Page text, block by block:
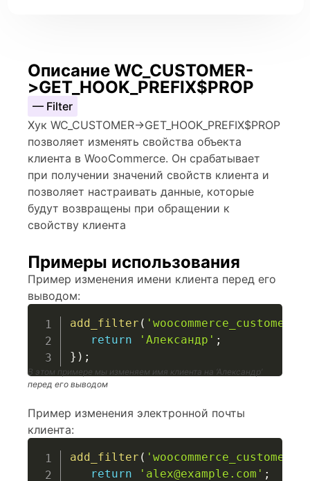
Описание WC_CUSTOMER-
>GET_HOOK_PREFIX$PROP
— Filter
Хук WC_CUSTOMER->GET_HOOK_PREFIX$PROP
позволяет изменять свойства объекта
клиента в WooCommerce. Он срабатывает
при получении значений свойств клиента и
позволяет настраивать данные, которые
будут возвращены при обращении к
свойству клиента
Примеры использования
Пример изменения имени клиента перед его
выводом:
add_filter (
return
'Александр' ;
} ) ;
В этом примере мы изменяем имя клиента на ‘Александр’
перед его выводом
Пример изменения электронной почты
клиента:
add_filter (
return
'alex@example.com' ;